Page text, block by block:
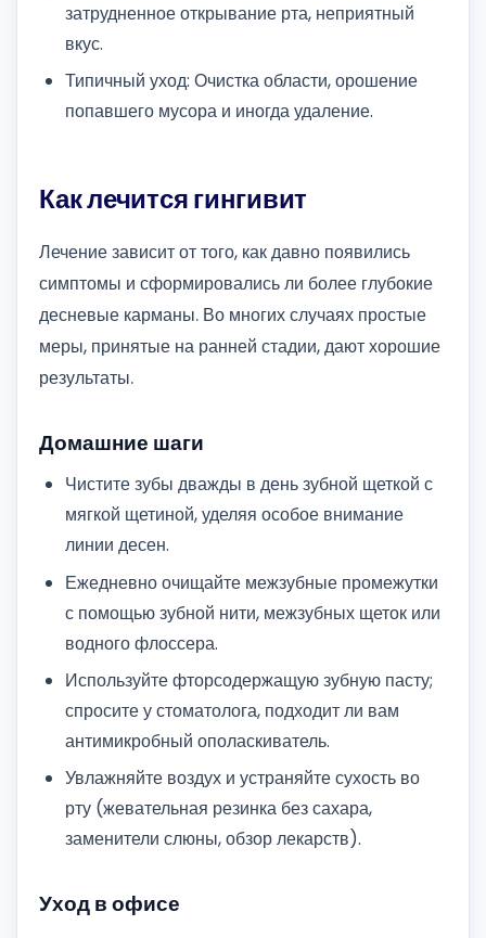
затрудненное открывание рта, неприятный
вкус.
Типичный уход: Очистка области, орошение
попавшего мусора и иногда удаление.
Как лечится гингивит
Лечение зависит от того, как давно появились
симптомы и сформировались ли более глубокие
десневые карманы. Во многих случаях простые
меры, принятые на ранней стадии, дают хорошие
результаты.
Домашние шаги
Чистите зубы дважды в день зубной щеткой с
мягкой щетиной, уделяя особое внимание
линии десен.
Ежедневно очищайте межзубные промежутки
с помощью зубной нити, межзубных щеток или
водного флоссера.
Используйте фторсодержащую зубную пасту;
спросите у стоматолога, подходит ли вам
антимикробный ополаскиватель.
Увлажняйте воздух и устраняйте сухость во
рту (жевательная резинка без сахара,
заменители слюны, обзор лекарств).
Уход в офисе